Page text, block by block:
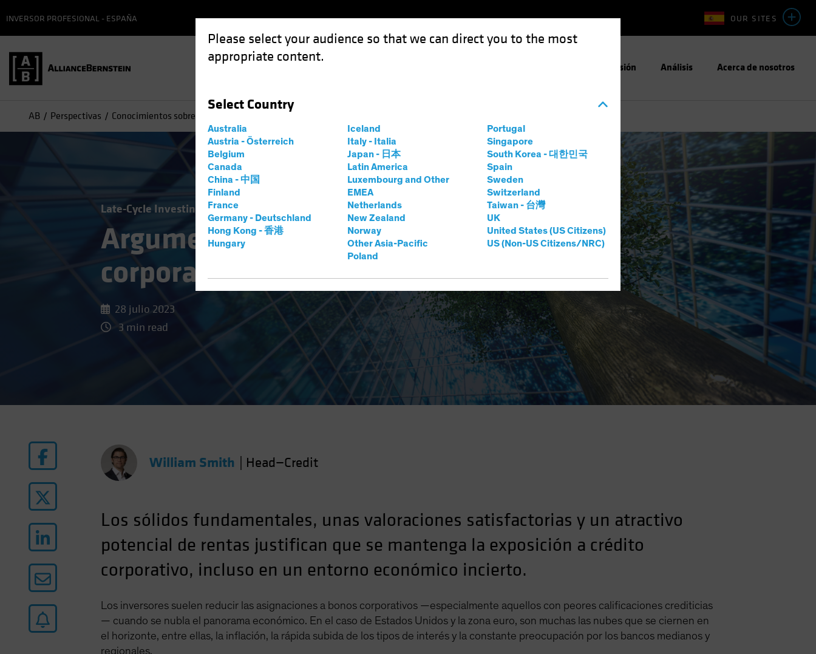
Please select your audience so that we can direct you to the most
appropriate content.
Select Country
Australia
Austria - Österreich
Belgium
Canada
China - 中国
Finland
France
Germany - Deutschland
Hong Kong - 香港
Hungary
Iceland
Italy - Italia
Japan - 日本
Latin America
Luxembourg and Other
EMEA
Netherlands
New Zealand
Norway
Other Asia-Pacific
Poland
Portugal
Singapore
South Korea - 대한민국
Spain
Sweden
Switzerland
Taiwan - 台灣
UK
United States (US Citizens)
US (Non-US Citizens/NRC)
OUR SITES
INVERSOR PROFESIONAL - ESPAÑA
Enfoque de Inversión Análisis Acerca de nosotros
AB Perspectivas Conocimientos sobre inversiones
Late-Cycle Investing Rentas
Argumentos a favor del crédito
corporativo
28 julio 2023
3 min read
William Smith Head—Credit
Los sólidos fundamentales, unas valoraciones satisfactorias y un atractivo
potencial de rentas justifican que se mantenga la exposición a crédito
corporativo, incluso en un entorno económico incierto.
Los inversores suelen reducir las asignaciones a bonos corporativos —especialmente aquellos con peores calificaciones crediticias
— cuando se nubla el panorama económico. En el caso de Estados Unidos y la zona euro, son muchas las nubes que se ciernen en
el horizonte, entre ellas, la inflación, la rápida subida de los tipos de interés y la constante preocupación por los bancos medianos y
regionales.